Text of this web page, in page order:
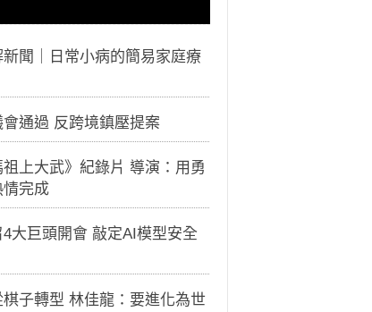
新聞｜日常小病的簡易家庭療
會通過 反跨境鎮壓提案
祖上大武》紀錄片 導演：用勇
情完成
4大巨頭開會 敲定AI模型安全
棋子轉型 林佳龍：要進化為世